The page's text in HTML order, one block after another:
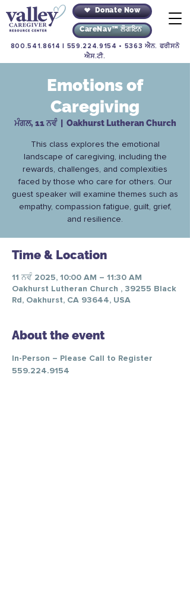
Donate Now
CareNav™ ਲੌਗਇਨ
800.541.8614 559.224.9154 • 5363 ਐਨ. ਫਰੀਸਨੋ
ਐਸ.ਟੀ.
Emotions of
Caregiving
ਮੰਗਲ, 11 ਨਵੰ
  |
Oakhurst Lutheran Church
This class explores the emotional
landscape of caregiving, including the
rewards, challenges, and complexities
faced by those who care for others. Our
guest speaker will examine themes such as
empathy, compassion fatigue, guilt, grief,
and resilience.
Time & Location
11 ਨਵੰ 2025, 10:00 AM – 11:30 AM
Oakhurst Lutheran Church , 39255 Black
Rd, Oakhurst, CA 93644, USA
About the event
In-Person – Please Call to Register
559.224.9154